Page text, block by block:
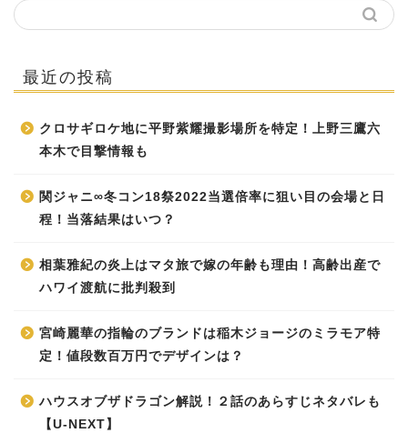
最近の投稿
クロサギロケ地に平野紫耀撮影場所を特定！上野三鷹六
本木で目撃情報も
関ジャニ∞冬コン18祭2022当選倍率に狙い目の会場と日
程！当落結果はいつ？
相葉雅紀の炎上はマタ旅で嫁の年齢も理由！高齢出産で
ハワイ渡航に批判殺到
宮崎麗華の指輪のブランドは稲木ジョージのミラモア特
定！値段数百万円でデザインは？
ハウスオブザドラゴン解説！２話のあらすじネタバレも
【U-NEXT】